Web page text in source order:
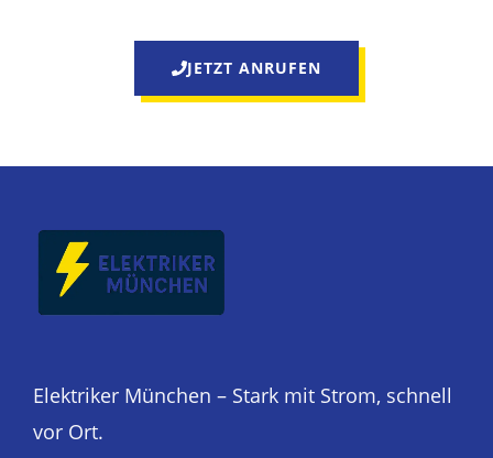
JETZT ANRUFEN
Elektriker München – Stark mit Strom, schnell
vor Ort.